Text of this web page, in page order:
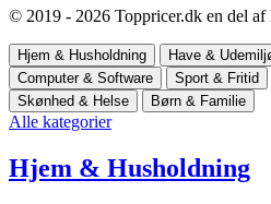
© 2019 - 2026 Toppricer.dk en del
Hjem & Husholdning Have &
Computer & Software
Sport & Fritid
Skønhed & Helse
Børn & Familie
Alle kategorier
Hjem & Husholdning